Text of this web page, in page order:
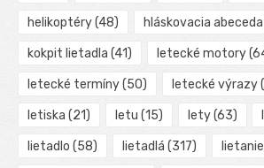
helikoptéry(48) hláskovacia abeceda
kokpit lietadla (41) letecké motory
letecké termíny(50) letecké výrazy
letiska (21) letu (15) lety(63)
lietadlo (58) lietadlá (317) lietanie